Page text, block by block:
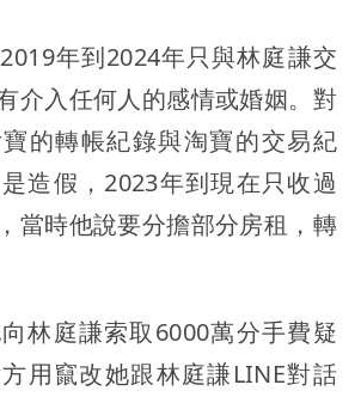
年到2024年只與林庭謙交
介入任何人的感情或婚姻。對
的轉帳紀錄與淘寶的交易紀
造假，2023年到現在只收過
當時他說要分擔部分房租，轉
林庭謙索取6000萬分手費疑
用竄改她跟林庭謙LINE對話